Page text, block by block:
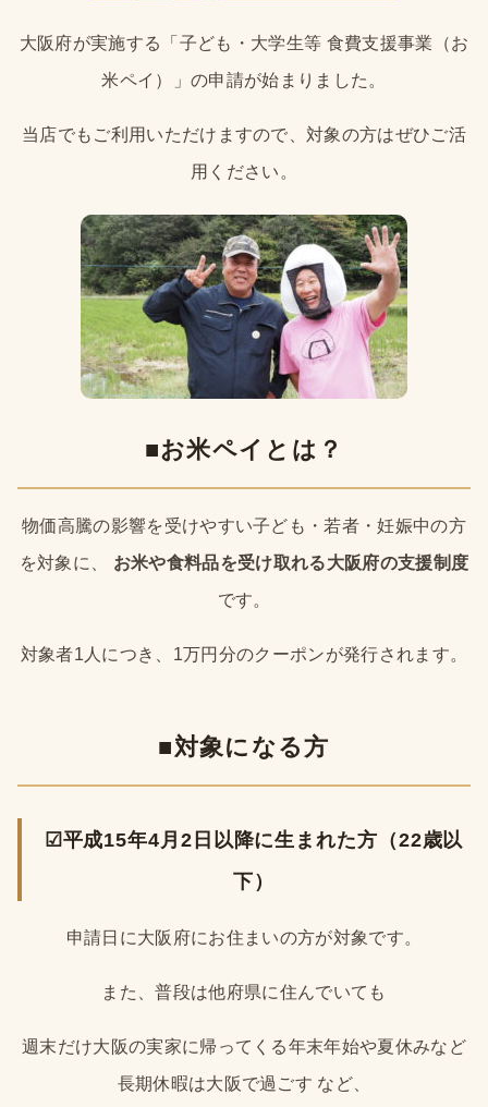
大阪府が実施する「子ども・大学生等 食費支援事業（お
米ペイ）」の申請が始まりました。
当店でもご利用いただけますので、対象の方はぜひご活
用ください。
■お米ペイとは？
物価高騰の影響を受けやすい子ども・若者・妊娠中の方
を対象に、 お米や食料品を受け取れる大阪府の支援制度
です。
対象者1人につき、1万円分のクーポンが発行されます。
■対象になる方
☑平成15年4月2日以降に生まれた方（22歳以
下）
申請日に大阪府にお住まいの方が対象です。
また、普段は他府県に住んでいても
週末だけ大阪の実家に帰ってくる年末年始や夏休みなど
長期休暇は大阪で過ごす など、